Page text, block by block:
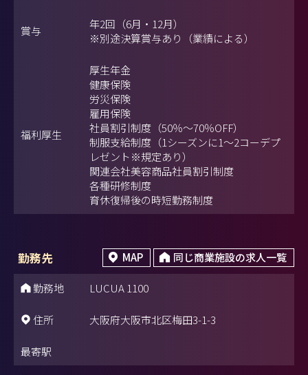
賞与
年2回（6月・12月）
※別途決算賞与あり（業績による）
福利厚生
厚生年金
健康保険
労災保険
雇用保険
社員割引制度（50％～70％OFF）
制服支給制度（1シーズンに1～2コーデプ
レゼント※規定あり）
関連会社美容商品社員割引制度
各種研修制度
育休復帰後の時短勤務制度
勤務先 MAP 同じ商業施設の求人一覧
勤務地 LUCUA 1100
住所 大阪府大阪市北区梅田3-1-3
最寄駅